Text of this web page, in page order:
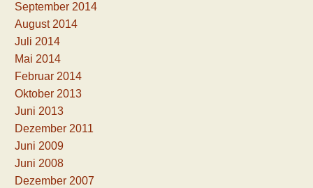
September 2014
August 2014
Juli 2014
Mai 2014
Februar 2014
Oktober 2013
Juni 2013
Dezember 2011
Juni 2009
Juni 2008
Dezember 2007